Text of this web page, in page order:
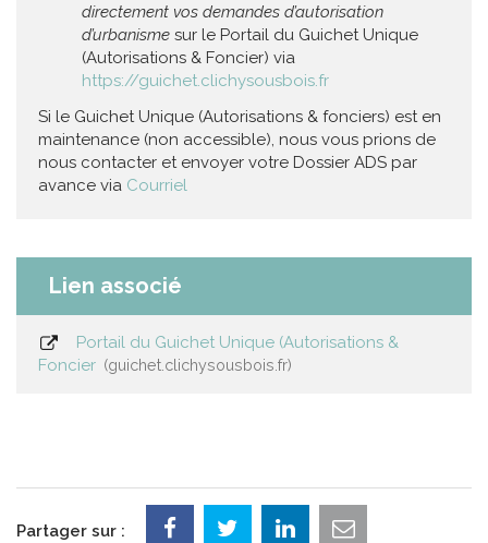
directement vos demandes d’autorisation
d’urbanisme sur le Portail du Guichet Unique
(Autorisations & Foncier) via
https://guichet.clichysousbois.fr
Si le Guichet Unique (Autorisations & fonciers) est en
maintenance (non accessible), nous vous prions de
nous contacter et envoyer votre Dossier ADS par
avance via Courriel
Lien associé
Portail du Guichet Unique (Autorisations &
Foncier
guichet.clichysousbois.fr
Partager sur :